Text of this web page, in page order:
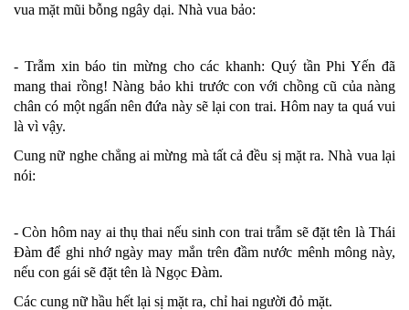
vua mặt mũi bỗng ngây dại. Nhà vua bảo:
- Trẫm xin báo tin mừng cho các khanh: Quý tần Phi Yến đã
mang thai rồng! Nàng bảo khi trước con với chồng cũ của nàng
chân có một ngấn nên đứa này sẽ lại con trai. Hôm nay ta quá vui
là vì vậy.
Cung nữ nghe chẳng ai mừng mà tất cả đều sị mặt ra. Nhà vua lại
nói:
- Còn hôm nay ai thụ thai nếu sinh con trai trẫm sẽ đặt tên là Thái
Đàm để ghi nhớ ngày may mắn trên đầm nước mênh mông này,
nếu con gái sẽ đặt tên là Ngọc Đàm.
Các cung nữ hầu hết lại sị mặt ra, chỉ hai người đỏ mặt.